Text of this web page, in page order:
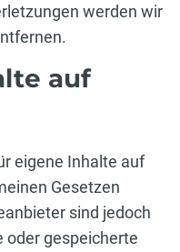
werden wir
auf
eigene Inhalte auf
Gesetzen
sind jedoch
gespeicherte